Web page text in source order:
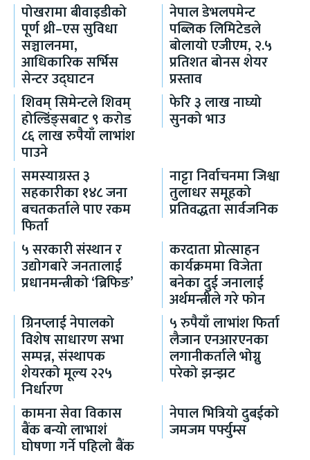
पोखरामा बीवाइडीको
पूर्ण थ्री–एस सुविधा
सञ्चालनमा,
आधिकारिक सर्भिस
सेन्टर उद्घाटन
नेपाल डेभलपमेन्ट
पब्लिक लिमिटेडले
बोलायो एजीएम, २.५
प्रतिशत बोनस शेयर
प्रस्ताव
शिवम् सिमेन्टले शिवम्
होल्डिंङ्सबाट ९ करोड
८६ लाख रुपैयाँ लाभांश
पाउने
फेरि ३ लाख नाघ्यो
सुनको भाउ
समस्याग्रस्त ३
सहकारीका १४८ जना
बचतकर्ताले पाए रकम
फिर्ता
नाट्टा निर्वाचनमा जिश्वा
तुलाधर समूहको
प्रतिवद्धता सार्वजनिक
५ सरकारी संस्थान र
उद्योगबारे जनतालाई
प्रधानमन्त्रीको ‘ब्रिफिङ’
करदाता प्रोत्साहन
कार्यक्रममा विजेता
बनेका दुई जनालाई
अर्थमन्त्रीले गरे फोन
ग्रिनप्लाई नेपालको
विशेष साधारण सभा
सम्पन्न, संस्थापक
शेयरको मूल्य २२५
निर्धारण
५ रुपैयाँ लाभांश फिर्ता
लैजान एनआरएनका
लगानीकर्ताले भोग्नु
परेको झन्झट
कामना सेवा विकास
बैंक बन्यो लाभाशं
घोषणा गर्ने पहिलो बैंक
नेपाल भित्रियो दुबईको
जमजम पर्फ्युम्स